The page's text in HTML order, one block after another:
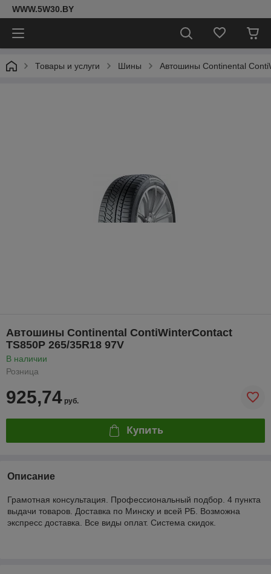
WWW.5W30.BY
Товары и услуги Шины Автошины Continental
Автошины Continental ContiWinterContact
TS850P 265/35R18 97V
В наличии
Розница
925,74 руб.
Купить
Описание
Грамотная консультация. Профессиональный подбор. 4 пункта
выдачи товаров. Доставка по Минску и всей РБ. Возможна
экспресс доставка. Все виды оплат. Система скидок.